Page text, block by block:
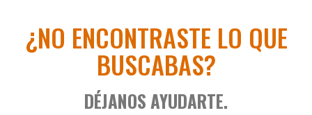
¿NO ENCONTRASTE LO QUE
BUSCABAS?
DÉJANOS AYUDARTE.